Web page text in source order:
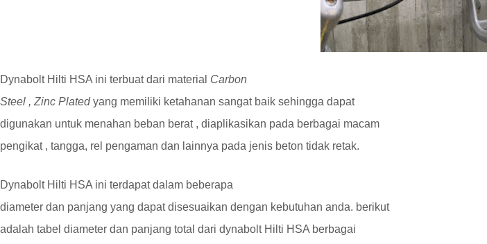
Dynabolt Hilti HSA ini terbuat dari material Carbon
Steel , Zinc Platedyang memiliki ketahanan sangat baik sehingga dapat
digunakan untuk menahan beban berat , diaplikasikan pada berbagai macam
pengikat , tangga, rel pengaman dan lainnya pada jenis beton tidak retak.
Dynabolt Hilti HSA ini terdapat dalam beberapa
diameter dan panjang yang dapat disesuaikan dengan kebutuhan anda. berikut
adalah tabel diameter dan panjang total dari dynabolt Hilti HSA berbagai